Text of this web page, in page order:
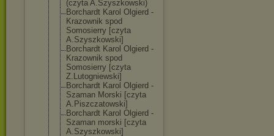
(czyta A.Szyszkowski)
Borchardt Karol Olgierd -
Krazownik spod
Somosierry [czyta
A.Szyszkowski]
Borchardt Karol Olgierd -
Krazownik spod
Somosierry [czyta
Z.Lutogniewski]
Borchardt Karol Olgierd -
Szaman Morski [czyta
A.Piszczatowski]
Borchardt Karol Olgierd -
Szaman morski [czyta
A.Szyszkowski]